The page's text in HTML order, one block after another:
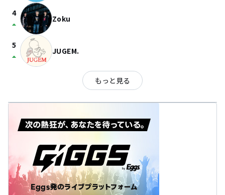
4
arrow_drop_up Zoku
5
arrow_drop_up JUGEM.
もっと見る